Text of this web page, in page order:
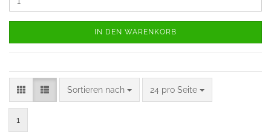
IN DEN WARENKORB
Sortieren nach 24 pro Seite
1